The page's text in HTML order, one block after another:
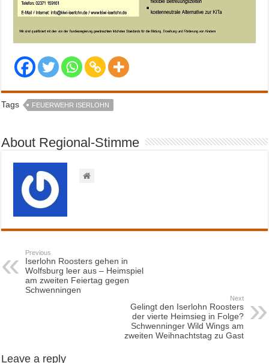
Tags FEUERWEHR ISERLOHN
About Regional-Stimme
Previous
Iserlohn Roosters gehen in
Wolfsburg leer aus – Heimspiel
am zweiten Feiertag gegen
Schwenningen
Next
Gelingt den Iserlohn Roosters
der vierte Heimsieg in Folge?
Schwenninger Wild Wings am
zweiten Weihnachtstag zu Gast
Leave a reply